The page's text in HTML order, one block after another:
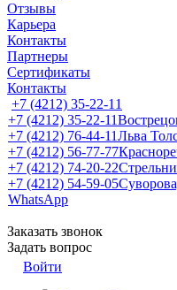
Отзывы
Карьера
Контакты
Партнеры
Сертификаты
Контакты
+7 (4212) 35-22-11
+7 (4212) 35-22-11
+7 (4212) 76-44-11Льва
+7 (4212) 56-77-77
+7 (4212) 74-20-22
+7 (4212) 54-59-05
WhatsApp
Заказать звонок
Задать вопрос
Войти